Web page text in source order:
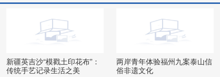
新疆英吉沙“模戳土印花布”：
传统手艺记录生活之美
两岸青年体验福州九案泰山信
俗非遗文化